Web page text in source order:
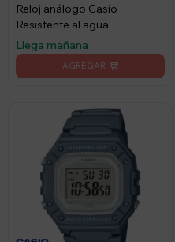
Reloj análogo Casio
Resistente al agua
Llega mañana